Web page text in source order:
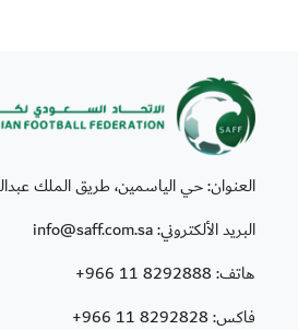
العنوان: حي الياسمين، طريق الملك
البريد الألكتروني: info@saff.com.sa
هاتف:+966 11 8292888
فاكس:+966 11 8292828